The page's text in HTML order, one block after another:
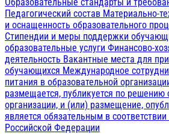
Педагогический состав Материально-
и оснащенность образовательного
Стипендии и меры поддержки
образовательные услуги Финансово-
деятельность Вакантные места для
обучающихся Международное
питания в образовательной
размещается, публикуется по решению
организации, и (или) размещение,
является обязательным в
Российской Федерации